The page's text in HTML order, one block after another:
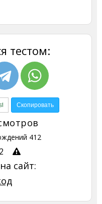
тестом:
412
2
сайт: